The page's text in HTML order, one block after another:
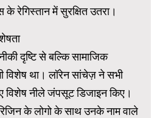
रेगिस्तान में सुरक्षित उतरा।
दृष्टि से बल्कि सामाजिक
विशेष था। लॉरेन सांचेज़ ने सभी
विशेष नीले जंपसूट डिजाइन किए।
के लोगो के साथ उनके नाम वाले